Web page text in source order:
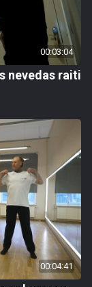
00:03:04
nevedas raiti
00:04:41